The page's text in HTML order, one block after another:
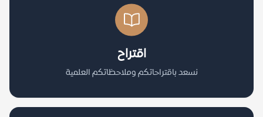
اقتراح
نسعد باقتراحاتكم وملاحظاتكم العلمية